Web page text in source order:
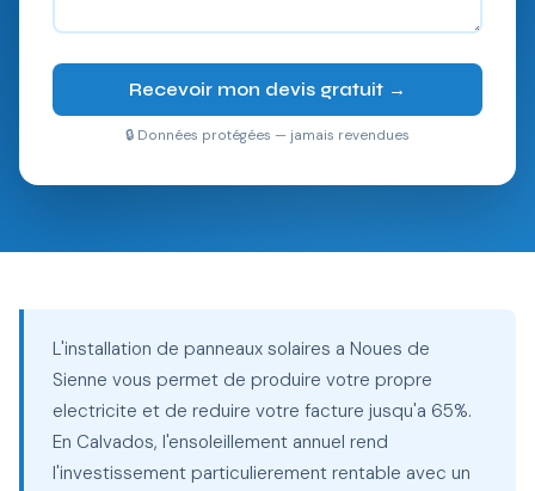
Recevoir mon devis gratuit →
🔒 Données protégées — jamais revendues
L'installation de panneaux solaires a Noues de
Sienne vous permet de produire votre propre
electricite et de reduire votre facture jusqu'a 65%.
En Calvados, l'ensoleillement annuel rend
l'investissement particulierement rentable avec un